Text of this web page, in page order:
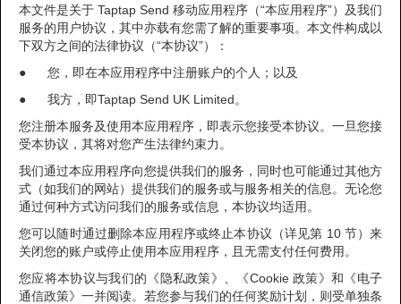
本文件是关于 Taptap Send 移动应用程序（“本应用程序”）及我们
服务的用户协议，其中亦载有您需了解的重要事项。本文件构成以
下双方之间的法律协议（“本协议”）：
● 您，即在本应用程序中注册账户的个人；以及
● 我方，即Taptap Send UK Limited。
您注册本服务及使用本应用程序，即表示您接受本协议。一旦您接
受本协议，其将对您产生法律约束力。
我们通过本应用程序向您提供我们的服务，同时也可能通过其他方
式（如我们的网站）提供我们的服务或与服务相关的信息。无论您
通过何种方式访问我们的服务或信息，本协议均适用。
您可以随时通过删除本应用程序或终止本协议（详见第 10 节）来
关闭您的账户或停止使用本应用程序，且无需支付任何费用。
您应将本协议与我们的《隐私政策》、《Cookie 政策》和《电子
通信政策》一并阅读。若您参与我们的任何奖励计划，则受单独条